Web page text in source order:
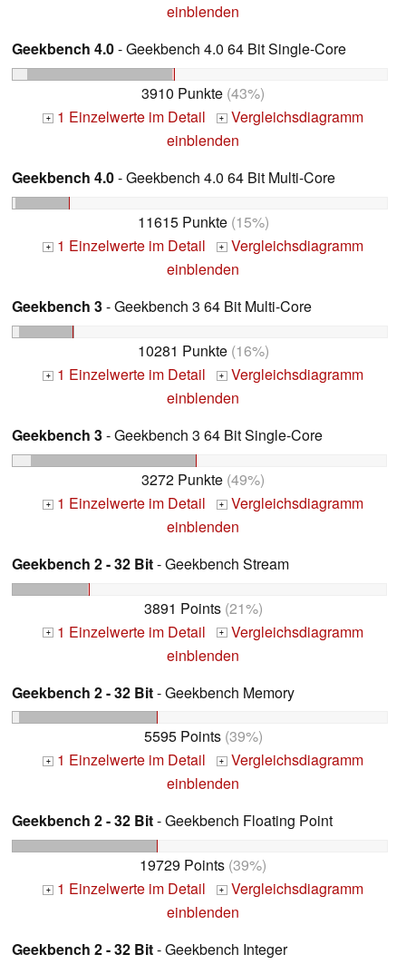
einblenden
Geekbench 4.0- Geekbench 4.0 64 Bit Single-Core
3910 Punkte (43%)
+ 1 Einzelwerte im Detail + Vergleichsdiagramm
einblenden
Geekbench 4.0- Geekbench 4.0 64 Bit Multi-Core
11615 Punkte(15%)
+ 1 Einzelwerte im Detail + Vergleichsdiagramm
einblenden
Geekbench 3- Geekbench 3 64 Bit Multi-Core
10281 Punkte(16%)
+ 1 Einzelwerte im Detail + Vergleichsdiagramm
einblenden
Geekbench 3- Geekbench 3 64 Bit Single-Core
3272 Punkte (49%)
+ 1 Einzelwerte im Detail + Vergleichsdiagramm
einblenden
Geekbench 2 - 32 Bit- Geekbench Stream
3891 Points(21%)
+ 1 Einzelwerte im Detail + Vergleichsdiagramm
einblenden
Geekbench 2 - 32 Bit- Geekbench Memory
5595 Points(39%)
+ 1 Einzelwerte im Detail + Vergleichsdiagramm
einblenden
Geekbench 2 - 32 Bit- Geekbench Floating Point
19729 Points (39%)
+ 1 Einzelwerte im Detail + Vergleichsdiagramm
einblenden
Geekbench 2 - 32 Bit- Geekbench Integer